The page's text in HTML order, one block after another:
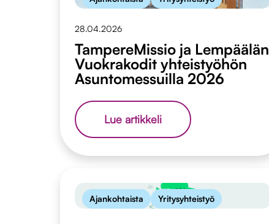
28.04.2026
TampereMissio ja Lempäälän
Vuokrakodit yhteistyöhön
Asuntomessuilla 2026
Lue artikkeliTampereMissio
Lempäälän
Vuokrakodit
2026
Ajankohtaista Yritysyhteistyö